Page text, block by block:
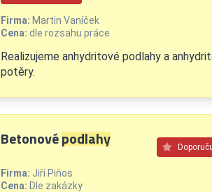
Firma: Martin Vaníček
Cena: dle rozsahu práce
Realizujeme anhydritové podlahy a
potěry.
Betonovépodlahy
Firma: Jiří Piňos
Cena: Dle zakázky